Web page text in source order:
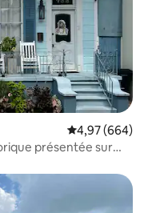
Évaluation
4,97 (664)
présentée sur